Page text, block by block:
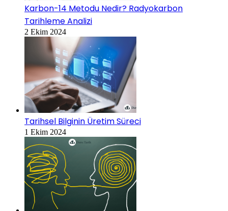
Karbon-14 Metodu Nedir? Radyokarbon
Tarihleme Analizi
2 Ekim 2024
Tarihsel Bilginin Üretim Süreci
1 Ekim 2024